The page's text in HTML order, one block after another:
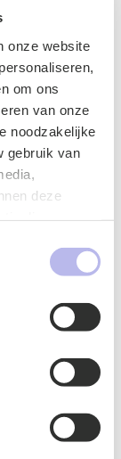
onze website
om ons
van onze
noodzakelijke
gebruik van
deze
goed
als
hoe lang
door tijdig het